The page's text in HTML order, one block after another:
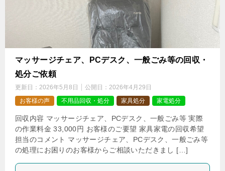
マッサージチェア、PCデスク、一般ごみ等の回収・
処分ご依頼
更新日： 2026年5月8日 公開日： 2026年4月29日
お客様の声
不用品回収・処分 家具処分 家電処分
回収内容 マッサージチェア、PCデスク、一般ごみ等 実際
の作業料金 33,000円 お客様のご要望 家具家電の回収希望
担当のコメント マッサージチェア、PCデスク、一般ごみ等
の処理にお困りのお客様からご相談いただきまし […]